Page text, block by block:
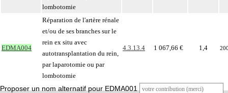
lombotomie
EDMA004
Réparation de l'artère rénale
et/ou de ses branches sur le
rein ex situ avec
autotransplantation du rein,
par laparotomie ou par
lombotomie
4.3.13.4 1 067,66 € 1,4
Proposer un nom alternatif pour EDMA001